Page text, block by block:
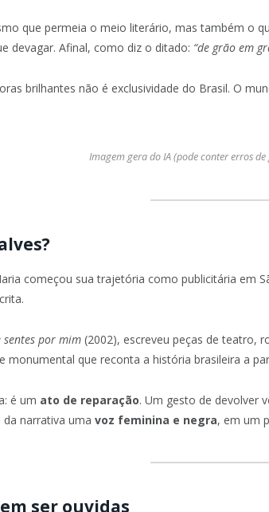
que permeia o meio literário, mas também o
devagar. Afinal, como diz o ditado: “de grão em
brilhantes não é exclusividade do Brasil. O
Imagem gera do IA (pode conter erros
começou sua trajetória como publicitária em
sentes por mim (2002), escreveu peças de teatro,
que reconta a história brasileira a
é um ato de reparação. Um gesto de devolver
narrativa uma voz feminina e negra, em um
ser ouvidas